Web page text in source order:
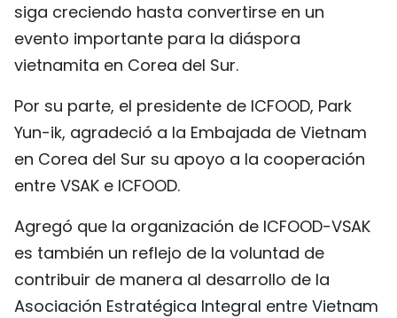
siga creciendo hasta convertirse en un
evento importante para la diáspora
vietnamita en Corea del Sur.
Por su parte, el presidente de ICFOOD, Park
Yun-ik, agradeció a la Embajada de Vietnam
en Corea del Sur su apoyo a la cooperación
entre VSAK e ICFOOD.
Agregó que la organización de ICFOOD-VSAK
es también un reflejo de la voluntad de
contribuir de manera al desarrollo de la
Asociación Estratégica Integral entre Vietnam